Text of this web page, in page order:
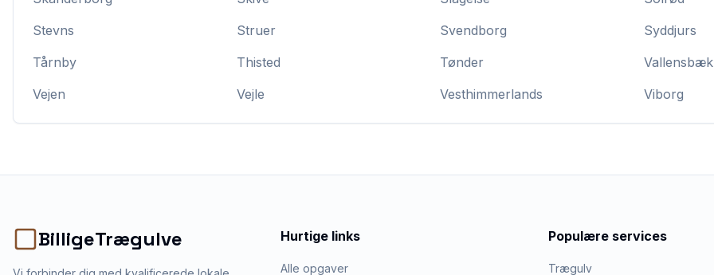
Stevns
Struer Svendborg Syddjurs
Tårnby
Thisted Tønder Vallensbæk
Vejen
Vejle Vesthimmerlands Viborg
BilligeTrægulve Hurtige links
Alle opgaver
Populære services
Trægulv